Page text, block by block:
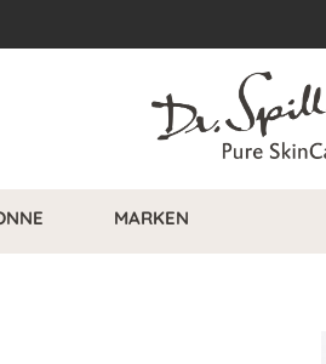
MARKEN